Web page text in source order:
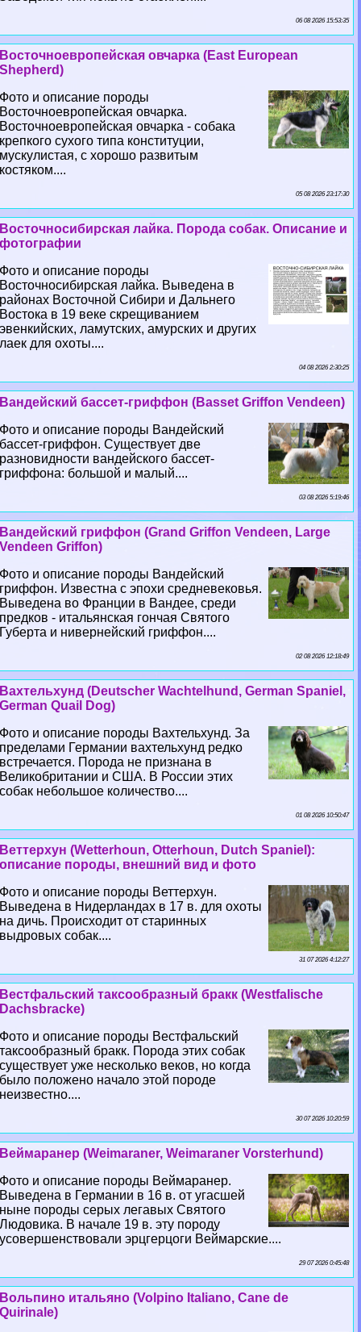
06 08 2026 15:53:35
Восточноевропейская овчарка (East European
Shepherd)
Фото и описание породы
Восточноевропейская овчарка.
Восточноевропейская овчарка - собака
крепкого сухого типа конституции,
мускулистая, с хорошо развитым
костяком....
05 08 2026 23:17:30
Восточносибирская лайка. Порода собак. Описание и
фотографии
Фото и описание породы
Восточносибирская лайка. Выведена в
районах Восточной Сибири и Дальнего
Востока в 19 веке скрещиванием
эвенкийских, ламутских, амурских и других
лаек для охоты....
04 08 2026 2:30:25
Вандейский бассет-гриффон (Basset Griffon Vendeen)
Фото и описание породы Вандейский
бассет-гриффон. Существует две
разновидности вандейского бассет-
гриффона: большой и малый....
03 08 2026 5:19:46
Вандейский гриффон (Grand Griffon Vendeen, Large
Vendeen Griffon)
Фото и описание породы Вандейский
гриффон. Известна с эпохи средневековья.
Выведена во Франции в Вандее, среди
предков - итальянская гончая Святого
Губерта и нивернейский гриффон....
02 08 2026 12:18:49
Вахтельхунд (Deutscher Wachtelhund, German Spaniel,
German Quail Dog)
Фото и описание породы Вахтельхунд. За
пределами Германии вахтельхунд редко
встречается. Порода не признана в
Великобритании и США. В России этих
собак небольшое количество....
01 08 2026 10:50:47
Веттерхун (Wetterhoun, Otterhoun, Dutch Spaniel):
описание породы, внешний вид и фото
Фото и описание породы Веттерхун.
Выведена в Нидерландах в 17 в. для охоты
на дичь. Происходит от старинных
выдровых собак....
31 07 2026 4:12:27
Вестфальский таксообразный бpaкк (Westfalische
Dachsbracke)
Фото и описание породы Вестфальский
таксообразный бpaкк. Порода этих собак
существует уже несколько веков, но когда
было положено начало этой породе
неизвестно....
30 07 2026 10:20:59
Веймаранер (Weimaraner, Weimaraner Vorsterhund)
Фото и описание породы Веймаранер.
Выведена в Германии в 16 в. от угасшей
ныне породы серых легавых Святого
Людовика. В начале 19 в. эту породу
усовершенствовали эрцгерцоги Веймарские....
29 07 2026 0:45:48
Вольпино итальяно (Volpino Italiano, Cane de
Quirinale)